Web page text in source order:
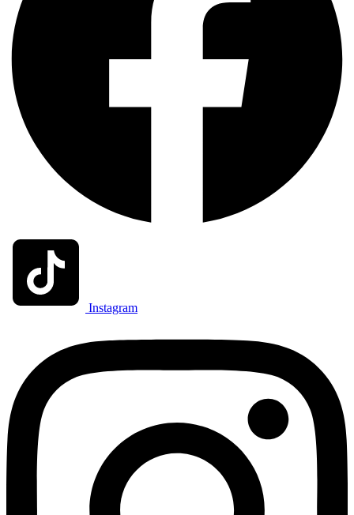
Instagram